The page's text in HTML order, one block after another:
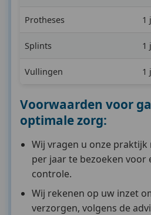
Protheses 1
Splints 1
Vullingen 1
Voorwaarden voor
optimale zorg:
Wij vragen u onze
per jaar te bezoeken voor
controle.
Wij rekenen op uw inzet
verzorgen, volgens de